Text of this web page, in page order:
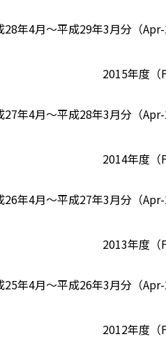
28年4月～平成29年3月分（Apr-
2015年度（
27年4月～平成28年3月分（Apr-
2014年度（
26年4月～平成27年3月分（Apr-
2013年度（
25年4月～平成26年3月分（Apr-
2012年度（